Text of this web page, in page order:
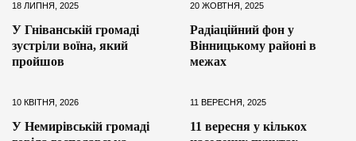
18 ЛИПНЯ, 2025
У Гніванській громаді
зустріли воїна, який
пройшов
20 ЖОВТНЯ, 2025
Радіаційний фон у
Вінницькому районі в
межах
10 КВІТНЯ, 2026
У Немирівській громаді
11 ВЕРЕСНЯ, 2025
11 вересня у кількох